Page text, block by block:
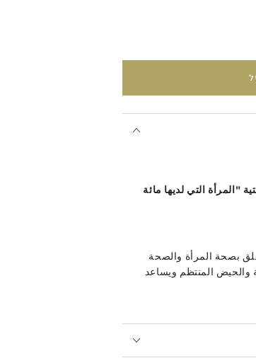
"المرأة التي لديها مائة
بصحة المرأة والصحة
والحيض المنتظم ويساعد